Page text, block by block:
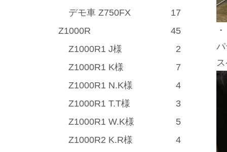
・
デモ車 Z750FX
17
Z1000R
45
Z1000R1 J様
2
Z1000R1 K様
7
Z1000R1 N.K様
4
Z1000R1 T.T様
3
Z1000R1 W.K様
5
Z1000R2 K.R様
4